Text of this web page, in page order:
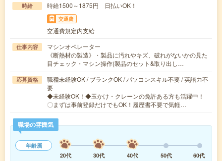
時給 時給1500～1875円 日払いOK！
交通費
交通費規定内支給
仕事内容
マシンオペレーター
《断熱材の製造》・製品に汚れやキズ、破れがないかの見た
目チェック・マシン操作(製品のセット&取り出し…
応募資格
職種未経験OK / ブランクOK / パソコンスキル不要 / 英語力不
要
◆未経験OK！◆玉かけ・クレーンの免許ある方も活躍中！
〇まずは事前登録だけでもOK！履歴書不要で気軽…
職場の雰囲気
年齢層
20代
30代 40代 50代 60代